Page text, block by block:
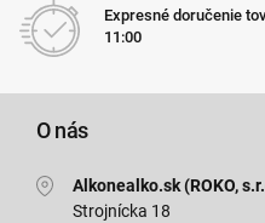
Expresné doručenie
11:00
O nás
Alkonealko.sk (ROKO,
Strojnícka 18